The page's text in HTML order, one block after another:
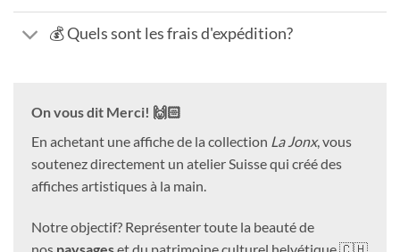
💰 Quels sont les frais d'expédition?
On vous dit Merci! 🙌🏻
En achetant une affiche de la collection La Jonx, vous
soutenez directement un atelier Suisse qui créé des
affiches artistiques à la main.
Notre objectif? Représenter toute la beauté de
nos paysageset du patrimoine culturel helvétique.🇨🇭